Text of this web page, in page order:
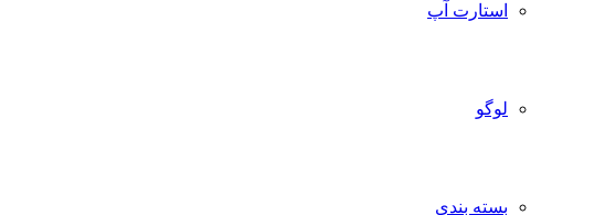
استارت آپ
لوگو
بسته بندی